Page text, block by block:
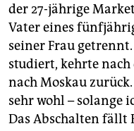
der 27-jährige
Vater eines
seiner Frau
studiert, kehrte
nach Moskau
sehr wohl – solange
Das Abschalten fällt